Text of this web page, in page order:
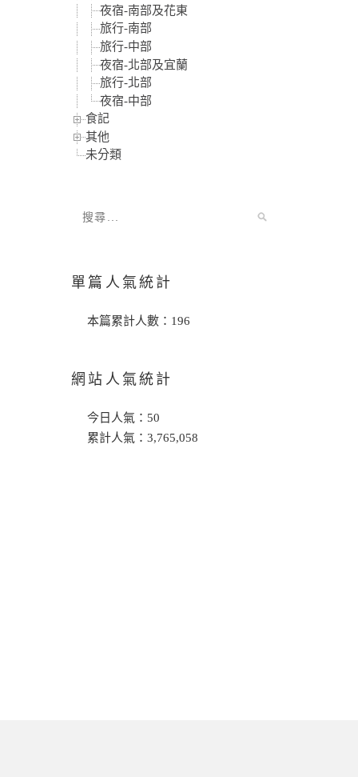
夜宿-南部及花東
旅行-南部
旅行-中部
夜宿-北部及宜蘭
旅行-北部
夜宿-中部
食記
其他
未分類
單篇人氣統計
本篇累計人數： 196
網站人氣統計
今日人氣： 50
累計人氣： 3,765,058